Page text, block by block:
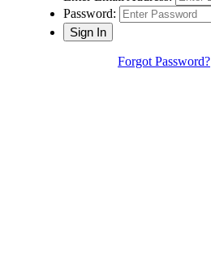
Password:
Forgot Password?